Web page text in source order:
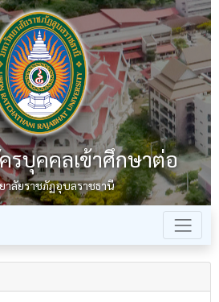
รบุคคลเข้าศึกษาต่อ
าลัยราชภัฏอุบลราชธานี